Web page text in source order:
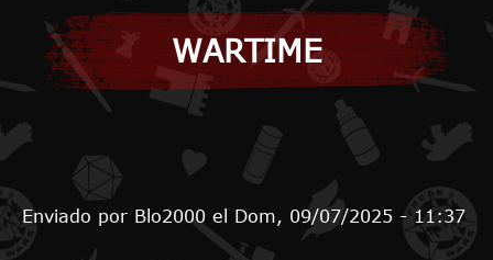
WARTIME
Enviado por Blo2000 el Dom, 09/07/2025 - 11:37